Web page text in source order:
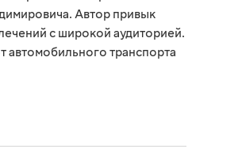
Автор привык
с широкой аудиторией.
транспорта